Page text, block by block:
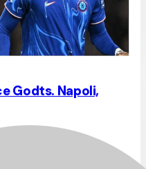
Godts. Napoli,